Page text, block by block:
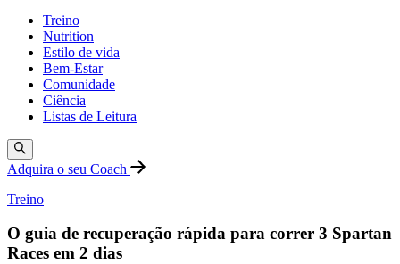
Treino
Nutrition
Estilo de vida
Bem-Estar
Comunidade
Ciência
Listas de Leitura
Adquira o seu Coach
Treino
O guia de recuperação rápida para correr 3 Spartan
Races em 2 dias